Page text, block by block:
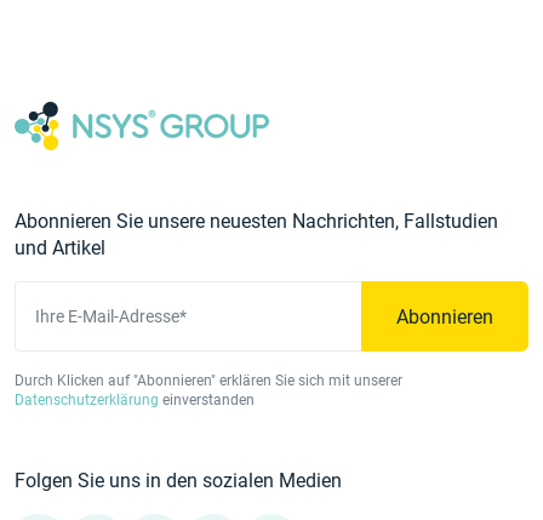
Abonnieren Sie unsere neuesten Nachrichten, Fallstudien
und Artikel
Ihre E-Mail-Adresse* Abonnieren
Durch Klicken auf "Abonnieren" erklären Sie sich mit unserer
Datenschutzerklärung einverstanden
Folgen Sie uns in den sozialen Medien